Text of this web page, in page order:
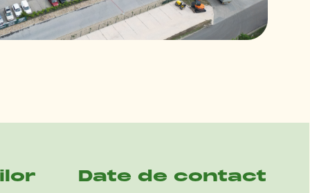
Date de contact